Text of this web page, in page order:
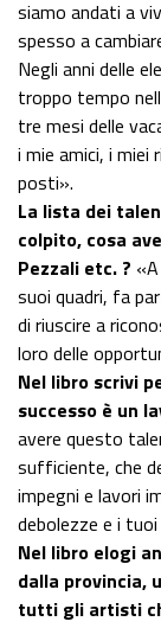
siamo andati a
spesso a
Negli anni delle
troppo tempo
tre mesi delle
i mie amici, i miei
posti».
La lista dei
colpito, cosa
Pezzali etc. ?
suoi quadri, fa
di riuscire a
loro delle
Nel libro scrivi
successo è un
avere questo
sufficiente, che
impegni e lavori
debolezze e i
Nel libro elogi
dalla provincia,
tutti gli artisti